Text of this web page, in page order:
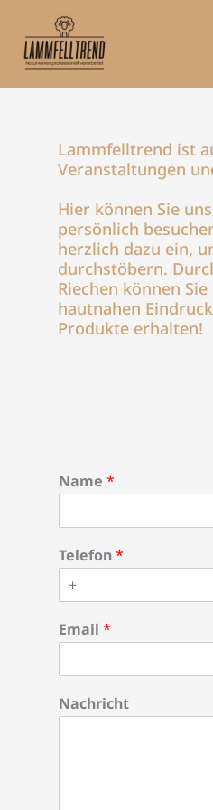
springen
Name*
Telefon*
Email*
Nachricht
Lammfelltrend ist
Veranstaltungen
Hier können Sie
persönlich
herzlich dazu ein,
durchstöbern.
Riechen können
hautnahen
Produkte erhalten!